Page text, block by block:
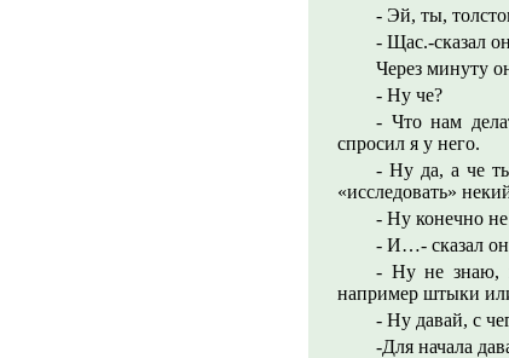
- Эй, ты,
- Щас.-сказал
Через минуту
- Ну че?
- Что нам
спросил я у него.
- Ну да, а че
«исследовать»
- Ну конечно
- И…- сказал
- Ну не знаю,
например штыки
- Ну давай, с
-Для начала